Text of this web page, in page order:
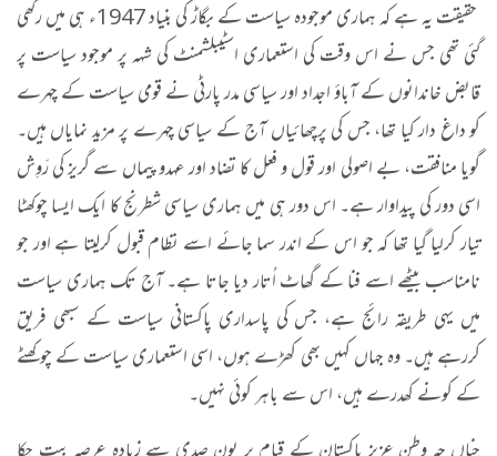
حقیقت یہ ہے کہ ہماری موجودہ سیاست کے بگاڑ کی بنیاد 1947ء ہی میں رکھی
گئی تھی جس نے اس وقت کی استعماری اسٹیبلشمنٹ کی شہہ پر موجود سیاست پر
قابض خاندانوں کے آباؤ اجداد اور سیاسی مدر پارٹی نے قومی سیاست کے چہرے
کو داغ دار کیا تھا، جس کی پرچھائیاں آج کے سیاسی چہرے پر مزید نمایاں ہیں۔
گویا منافقت، بے اصولی اور قول و فعل کا تضاد اور عہدوپیماں سے گریز کی رَوِش
اسی دور کی پیداوار ہے۔ اس دور ہی میں ہماری سیاسی شطرنج کا ایک ایسا چوکھٹا
تیار کرلیا گیا تھا کہ جو اس کے اندر سما جائے اسے نظام قبول کرلیتا ہے اور جو
نامناسب بیٹھے اسے فنا کے گھاٹ اُتار دیا جاتا ہے۔ آج تک ہماری سیاست
میں یہی طریقہ رائج ہے، جس کی پاسداری پاکستانی سیاست کے سبھی فریق
کررہے ہیں۔ وہ جہاں کہیں بھی کھڑے ہوں، اسی استعماری سیاست کے چوکھٹے
کے کونے کھدرے ہیں، اس سے باہر کوئی نہیں۔